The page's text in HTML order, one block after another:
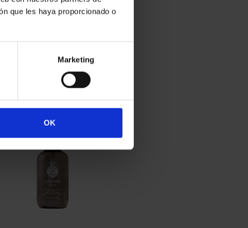
que les haya proporcionado o
Marketing
OK